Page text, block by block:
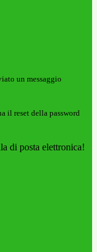
un messaggio
il reset della password
di posta elettronica!